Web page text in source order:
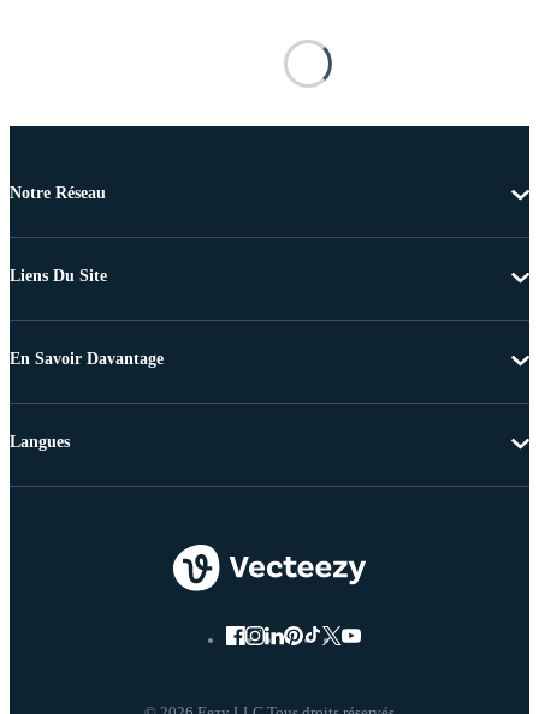
Notre Réseau
Liens Du Site
En Savoir Davantage
Langues